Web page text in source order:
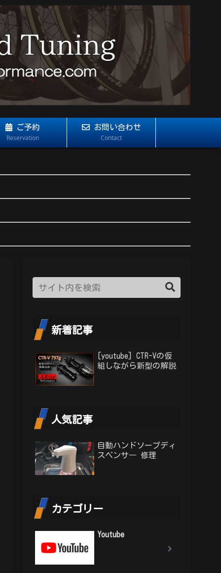
ご予約
Reservation
お問い合わせ
Contact
新着記事
[youtube] CTR-Vの仮
組しながら新型の解説
人気記事
自動ハンドソープディ
スペンサ― 修理
カテゴリー
Youtube